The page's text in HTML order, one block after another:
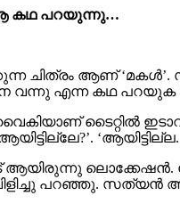
ആ കഥ പറയുന്നു…
ചിത്രം ആണ്
വന്നു എന്ന കഥ
ടൈറ്റിൽ
ആയിരുന്നു
പറഞ്ഞു. സത്യൻ